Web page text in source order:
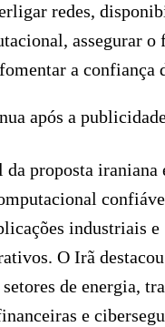
redes,
assegurar o
a confiança
após a
proposta iraniana
industriais e
O Irã destacou
de energia,
e